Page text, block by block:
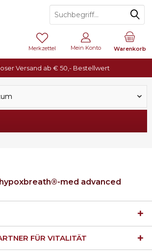
Versand ab € 50,- Bestellwert
Warenkorb
Merkzettel Mein Konto
med advanced
FÜR VITALITÄT